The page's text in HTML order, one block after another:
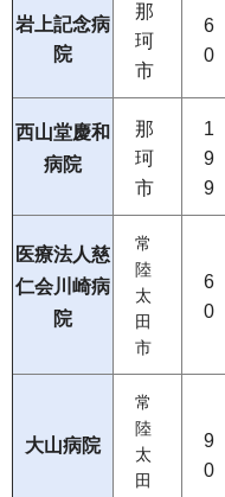
岩上記念病
院
那
珂
市
6
0
西山堂慶和
病院
那
珂
市
1
9
9
医療法人慈
仁会川崎病
院
常
陸
太
田
市
6
0
大山病院
常
陸
太
田
9
0